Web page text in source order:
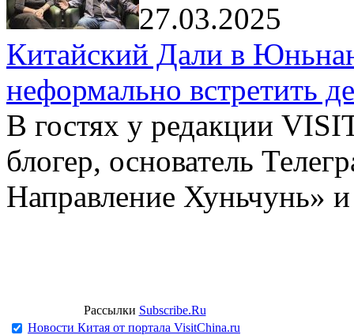
27.03.2025
Китайский Дали в
неформально встретить
В гостях у редакции
блогер, основатель
Направление Хуньчунь»
Рассылки Subscribe.Ru
Новости Китая от портала VisitChina.ru